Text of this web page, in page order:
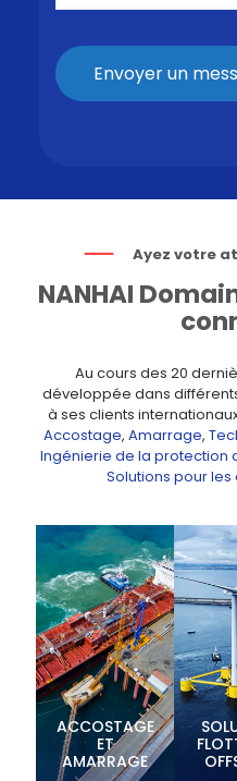
Ayez votre
NANHAI
Au cours des 20
développée dans
à ses clients
Accostage, Amarrage,
Ingénierie de la protection
Solutions pour
ACCOSTAGE
ET
AMARRAGE